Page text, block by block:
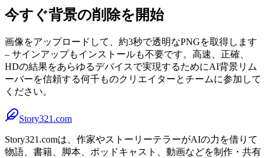
今すぐ背景の削除を開始
画像をアップロードして、約3秒で透明なPNGを取得します
– サインアップもインストールも不要です。高速、正確、
HDの結果をあらゆるデバイスで実現するためにAI背景リム
ーバーを信頼する何千ものクリエイターとチームに参加して
ください。
Story321.com
Story321.comは、作家やストーリーテラーがAIの力を借りて
物語、書籍、脚本、ポッドキャスト、動画などを制作・共有